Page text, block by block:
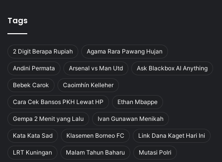
Tags
2 Digit Berapa Rupiah Agama Rara Pawang Hujan
Andini Permata Arsenal vs Man Utd Ask Blackbox AI Anything
Bebek Carok Caoimhín Kelleher
Cara Cek Bansos PKH Lewat HP Ethan Mbappe
Gempa 2 Menit yang Lalu Ivan Gunawan Menikah
Kata Kata Sad Klasemen Borneo FC Link Dana Kaget Hari Ini
LRT Kuningan Malam Tahun Baharu Mutasi Polri